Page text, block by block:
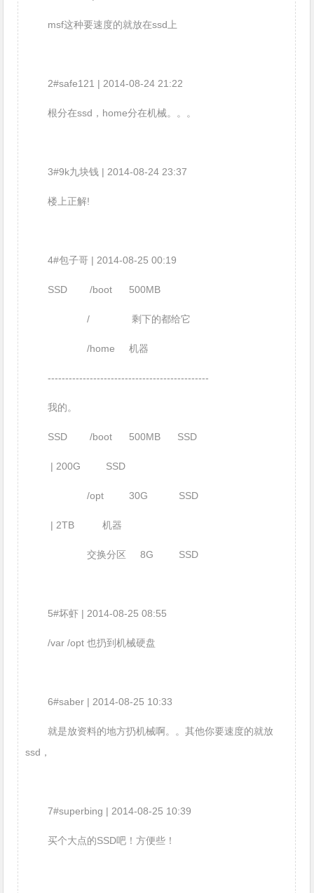
msf这种要速度的就放在ssd上
2#safe121 | 2014-08-24 21:22
根分在ssd，home分在机械。。。
3#9k九块钱 | 2014-08-24 23:37
楼上正解!
4#包子哥 | 2014-08-25 00:19
SSD /boot 500MB
/ 剩下的都给它
/home 机器
----------------------------------------------
我的。
SSD /boot 500MB SSD
| 200G SSD
/opt 30G SSD
| 2TB 机器
交换分区 8G SSD
5#坏虾 | 2014-08-25 08:55
/var /opt 也扔到机械硬盘
6#saber | 2014-08-25 10:33
就是放资料的地方扔机械啊。。其他你要速度的就放
ssd，
7#superbing | 2014-08-25 10:39
买个大点的SSD吧！方便些！